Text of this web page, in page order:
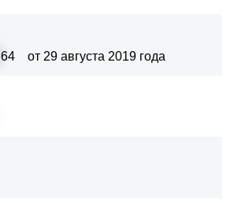
64 от 29 августа 2019 года